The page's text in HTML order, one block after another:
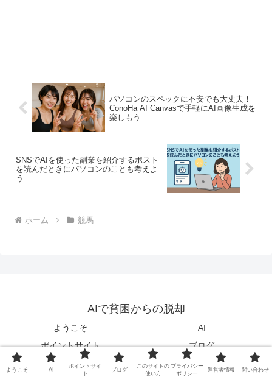
パソコンのスペックに不安でも大丈夫！
ConoHa AI Canvasで手軽にAI画像生成を
楽しもう
SNSでAIを使った副業を紹介するポスト
を読んだときにパソコンのことも考えよ
う
ホーム 競馬
AIで貧困からの脱却
ようこそ
AI
ポイントサイト
ブログ
このサイトの使い方
プライバシーポリシー
ようこそ AI
ポイントサイ
ト
ブログ
このサイトの
使い方
プライバシー
ポリシー
運営者情報 問い合わせ